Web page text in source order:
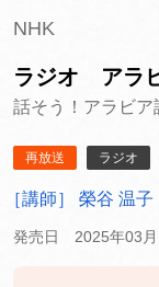
NHK
ラジオ アラ
話そう！アラビア
再放送 ラジオ
［講師］ 榮谷 温子
発売日 2025年03月